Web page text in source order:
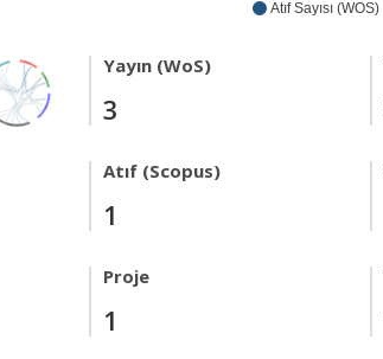
Atıf Sayısı (WOS)
Yayın (WoS)
3
Atıf (Scopus)
1
Proje
1